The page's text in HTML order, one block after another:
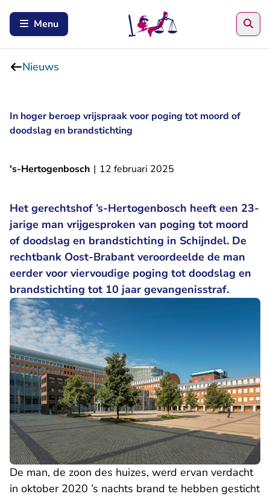
Menu
Nieuws
In hoger beroep vrijspraak voor poging tot moord of
doodslag en brandstichting
's-Hertogenbosch | 12 februari 2025
Het gerechtshof ’s-Hertogenbosch heeft een 23-
jarige man vrijgesproken van poging tot moord
of doodslag en brandstichting in Schijndel. De
rechtbank Oost-Brabant veroordeelde de man
eerder voor viervoudige poging tot doodslag en
brandstichting tot 10 jaar gevangenisstraf.
De man, de zoon des huizes, werd ervan verdacht
in oktober 2020 ’s nachts brand te hebben gesticht